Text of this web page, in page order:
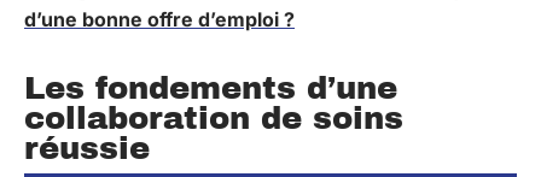
d’une bonne offre d’emploi ?
Les fondements d’une
collaboration de soins
réussie